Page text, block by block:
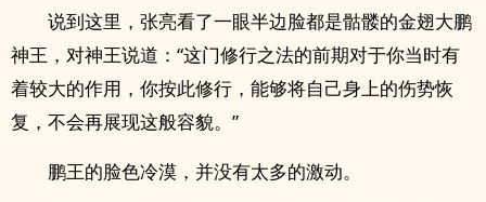
说到这里，张亮看了一眼半边脸都是骷髅的金翅大鹏
神王，对神王说道：“这门修行之法的前期对于你当时有
着较大的作用，你按此修行，能够将自己身上的伤势恢
复，不会再展现这般容貌。”
鹏王的脸色冷漠，并没有太多的激动。